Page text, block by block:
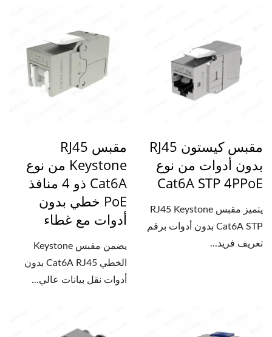
مقبس كيستون RJ45
بدون أدوات من نوع
Cat6A STP 4PPoE
يتميز مقبس RJ45 Keystone
Cat6A STP بدون أدوات برقم
تعريف فريد...
مقبس RJ45
Keystone من نوع
Cat6A ذو 4 منافذ
PoE خطي بدون
أدوات مع غطاء
يضمن مقبس Keystone
الخطي Cat6A RJ45 بدون
أدوات نقل بيانات عالي...